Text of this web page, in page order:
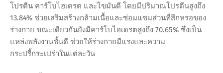
โปรตีน คาร์โบไฮเดรต และไขมันดี โดยมีปริมาณโปรตีนสูงถึง
13.84% ช่วยเสริมสร้างกล้ามเนื้อและซ่อมแซมส่วนที่สึกหรอของ
ร่างกาย ขณะเดียวกันยังมีคาร์โบไฮเดรตสูงถึง 70.65% ซึ่งเป็น
แหล่งพลังงานชั้นดี ช่วยให้ร่างกายมีแรงและความ
กระปรี้กระเปร่าในแต่ละวัน